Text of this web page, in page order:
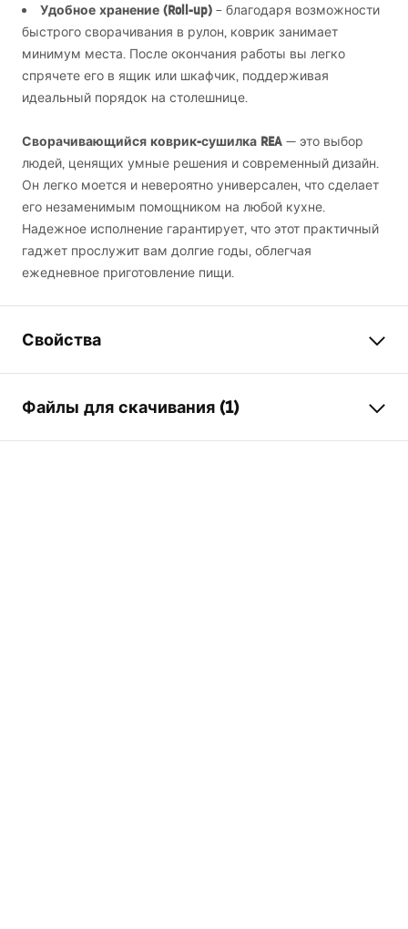
Удобное хранение (Roll-up) – благодаря возможности
быстрого сворачивания в рулон, коврик занимает
минимум места. После окончания работы вы легко
спрячете его в ящик или шкафчик, поддерживая
идеальный порядок на столешнице.
Сворачивающийся коврик-сушилка REA — это выбор
людей, ценящих умные решения и современный дизайн.
Он легко моется и невероятно универсален, что сделает
его незаменимым помощником на любой кухне.
Надежное исполнение гарантирует, что этот практичный
гаджет прослужит вам долгие годы, облегчая
ежедневное приготовление пищи.
Свойства
Материал
Сталь, Пластик
Длина (mm)
380мм
Файлы для скачивания (1)